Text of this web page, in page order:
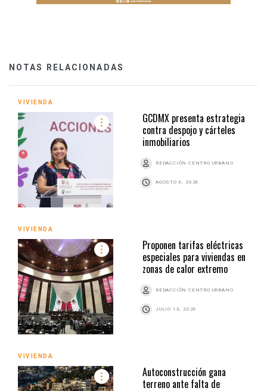
NOTAS RELACIONADAS
VIVIENDA
GCDMX presenta estrategia
contra despojo y cárteles
inmobiliarios
REDACCIÓN CENTRO URBANO
AGOSTO 6, 2026
VIVIENDA
Proponen tarifas eléctricas
especiales para viviendas en
zonas de calor extremo
REDACCIÓN CENTRO URBANO
JULIO 13, 2026
VIVIENDA
Autoconstrucción gana
terreno ante falta de